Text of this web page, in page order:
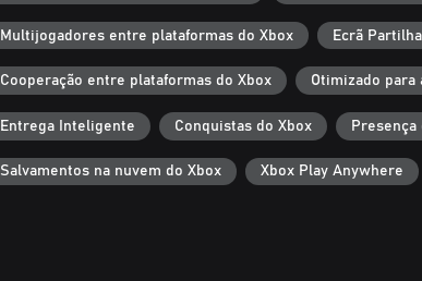
Multijogadores entre plataformas do Xbox Ecrã
Cooperação entre plataformas do Xbox Otimizado para
Entrega Inteligente Conquistas do Xbox Presença
Salvamentos na nuvem do Xbox Xbox Play Anywhere